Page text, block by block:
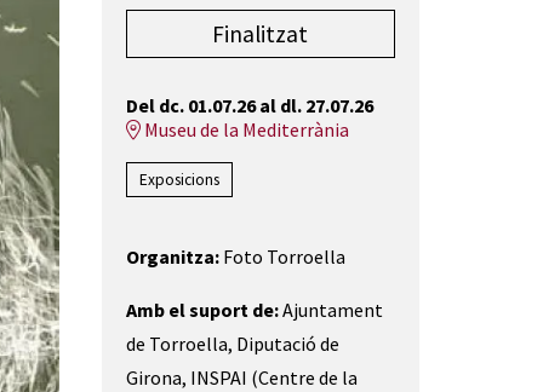
Finalitzat
Del dc. 01.07.26al dl. 27.07.26
Museu de la Mediterrània
Exposicions
Organitza: Foto Torroella
Amb el suport de:Ajuntament
de Torroella, Diputació de
Girona, INSPAI (Centre de la